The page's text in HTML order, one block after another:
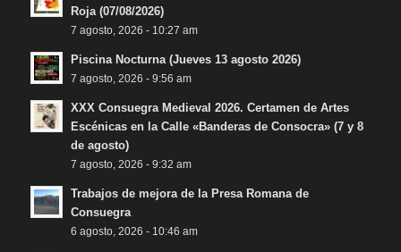
Roja (07/08/2026)
7 agosto, 2026 - 10:27 am
Piscina Nocturna (Jueves 13 agosto 2026)
7 agosto, 2026 - 9:56 am
XXX Consuegra Medieval 2026. Certamen de Artes
Escénicas en la Calle «Banderas de Consocra» (7 y 8
de agosto)
7 agosto, 2026 - 9:32 am
Trabajos de mejora de la Presa Romana de
Consuegra
6 agosto, 2026 - 10:46 am